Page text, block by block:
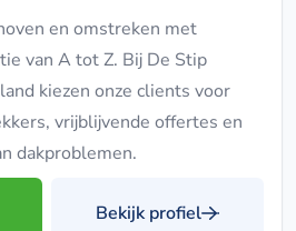
en omstreken met
van A tot Z. Bij De Stip
kiezen onze clients voor
vrijblijvende offertes en
dakproblemen.
Bekijk profiel